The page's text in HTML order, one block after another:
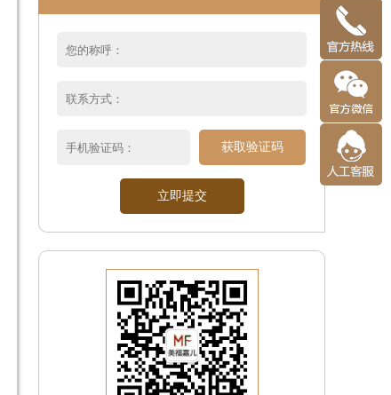
获取验证码